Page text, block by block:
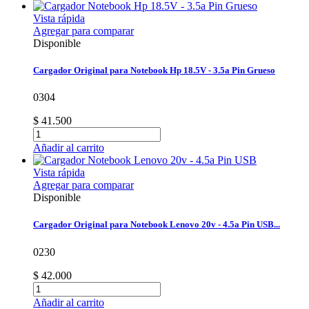
Vista rápida
Agregar para comparar
Disponible
Cargador Original para Notebook Hp 18.5V - 3.5a Pin Grueso
0304
$ 41.500
Añadir al carrito
Vista rápida
Agregar para comparar
Disponible
Cargador Original para Notebook Lenovo 20v - 4.5a Pin USB...
0230
$ 42.000
Añadir al carrito